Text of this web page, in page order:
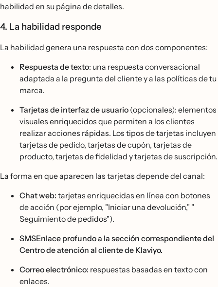
habilidad en su página de detalles.
4. La habilidad responde
La habilidad genera una respuesta con dos componentes:
Respuesta de texto: una respuesta conversacional
adaptada a la pregunta del cliente y a las políticas de tu
marca.
Tarjetas de interfaz de usuario (opcionales): elementos
visuales enriquecidos que permiten a los clientes
realizar acciones rápidas. Los tipos de tarjetas incluyen
tarjetas de pedido, tarjetas de cupón, tarjetas de
producto, tarjetas de fidelidad y tarjetas de suscripción.
La forma en que aparecen las tarjetas depende del canal:
Chat web:tarjetas enriquecidas en línea con botones
de acción (por ejemplo, "Iniciar una devolución," "
Seguimiento de pedidos").
SMSEnlace profundo a la sección correspondiente del
Centro de atención al cliente de Klaviyo.
Correo electrónico: respuestas basadas en texto con
enlaces.